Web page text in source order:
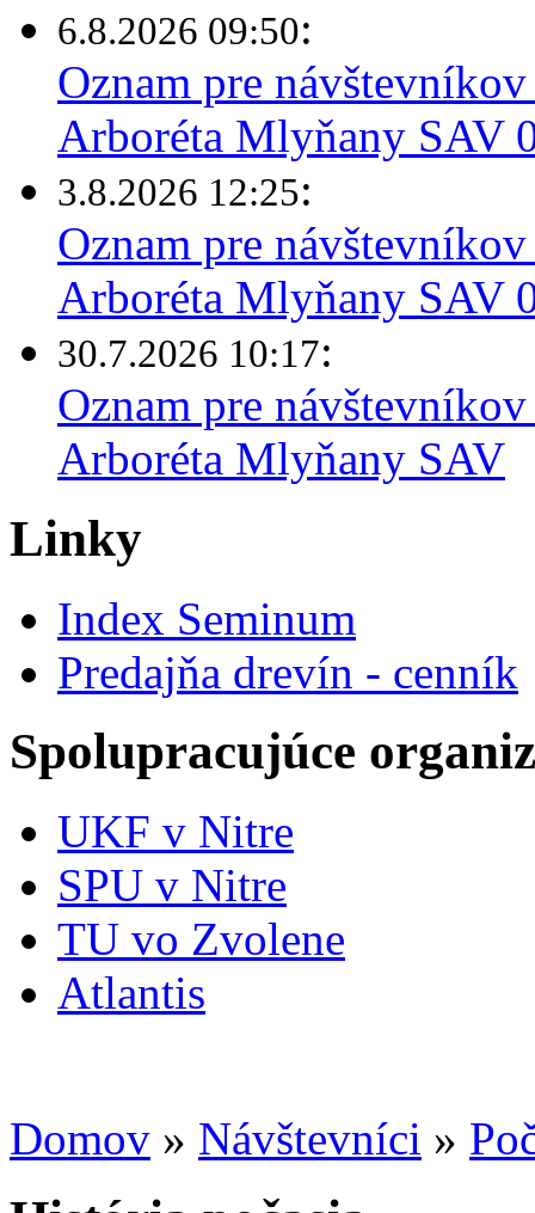
6.8.2026 09:50:
Oznam pre
Arboréta Mlyňany SAV
3.8.2026 12:25:
Oznam pre
Arboréta Mlyňany SAV
30.7.2026 10:17:
Oznam pre
Arboréta Mlyňany SAV
Linky
Index Seminum
Predajňa drevín - cenník
Spolupracujúce
UKF v Nitre
SPU v Nitre
TU vo Zvolene
Atlantis
Domov » Návštevníci »